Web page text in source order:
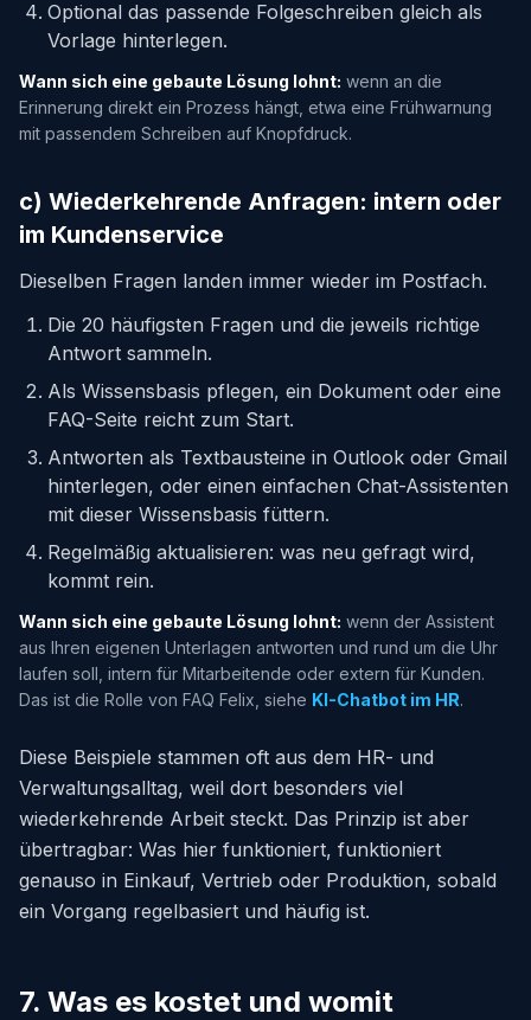
Optional das passende Folgeschreiben gleich als
Vorlage hinterlegen.
Wann sich eine gebaute Lösung lohnt: wenn an die
Erinnerung direkt ein Prozess hängt, etwa eine Frühwarnung
mit passendem Schreiben auf Knopfdruck.
c) Wiederkehrende Anfragen: intern oder
im Kundenservice
Dieselben Fragen landen immer wieder im Postfach.
Die 20 häufigsten Fragen und die jeweils richtige
Antwort sammeln.
Als Wissensbasis pflegen, ein Dokument oder eine
FAQ-Seite reicht zum Start.
Antworten als Textbausteine in Outlook oder Gmail
hinterlegen, oder einen einfachen Chat-Assistenten
mit dieser Wissensbasis füttern.
Regelmäßig aktualisieren: was neu gefragt wird,
kommt rein.
Wann sich eine gebaute Lösung lohnt: wenn der Assistent
aus Ihren eigenen Unterlagen antworten und rund um die Uhr
laufen soll, intern für Mitarbeitende oder extern für Kunden.
Das ist die Rolle von FAQ Felix, siehe KI-Chatbot im HR.
Diese Beispiele stammen oft aus dem HR- und
Verwaltungsalltag, weil dort besonders viel
wiederkehrende Arbeit steckt. Das Prinzip ist aber
übertragbar: Was hier funktioniert, funktioniert
genauso in Einkauf, Vertrieb oder Produktion, sobald
ein Vorgang regelbasiert und häufig ist.
7. Was es kostet und womit